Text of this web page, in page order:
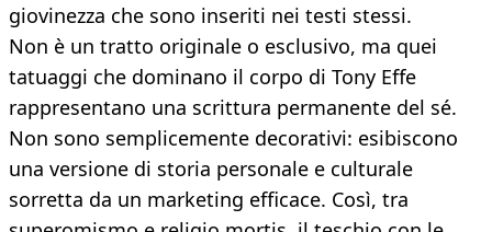
giovinezza che sono inseriti nei testi stessi.
Non è un tratto originale o esclusivo, ma quei
tatuaggi che dominano il corpo di Tony Effe
rappresentano una scrittura permanente del sé.
Non sono semplicemente decorativi: esibiscono
una versione di storia personale e culturale
sorretta da un marketing efficace. Così, tra